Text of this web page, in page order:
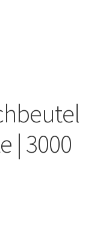
| 3000